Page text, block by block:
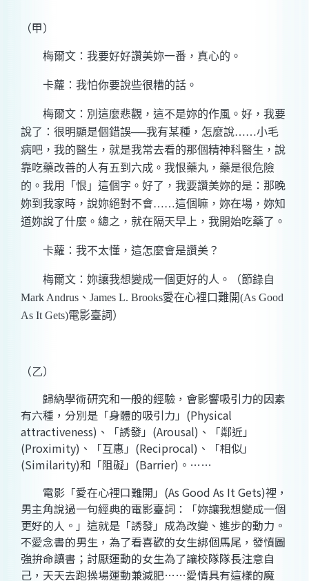
（甲）
梅爾文：我要好好讚美妳一番，真心的。
卡蘿：我怕你要說些很糟的話。
梅爾文：別這麼悲觀，這不是妳的作風。好，我要
說了：很明顯是個錯誤──我有某種，怎麼說……小毛
病吧，我的醫生，就是我常去看的那個精神科醫生，說
靠吃藥改善的人有五到六成。我恨藥丸，藥是很危險
的。我用「恨」這個字。好了，我要讚美妳的是：那晚
妳到我家時，說妳絕對不會……這個嘛，妳在場，妳知
道妳說了什麼。總之，就在隔天早上，我開始吃藥了。
卡蘿：我不太懂，這怎麼會是讚美？
梅爾文：妳讓我想變成一個更好的人。（節錄自
Mark Andrus、James L. Brooks愛在心裡口難開(As Good
As It Gets)電影臺詞）
（乙）
歸納學術研究和一般的經驗，會影響吸引力的因素
有六種，分別是「身體的吸引力」(Physical
attractiveness)、「誘發」(Arousal)、「鄰近」
(Proximity)、「互惠」(Reciprocal)、「相似」
(Similarity)和「阻礙」(Barrier)。……
電影「愛在心裡口難開」(As Good As It Gets)裡，
男主角說過一句經典的電影臺詞：「妳讓我想變成一個
更好的人。」這就是「誘發」成為改變、進步的動力。
不愛念書的男生，為了看喜歡的女生綁個馬尾，發憤圖
強拚命讀書；討厭運動的女生為了讓校隊隊長注意自
己，天天去跑操場運動兼減肥……愛情具有這樣的魔